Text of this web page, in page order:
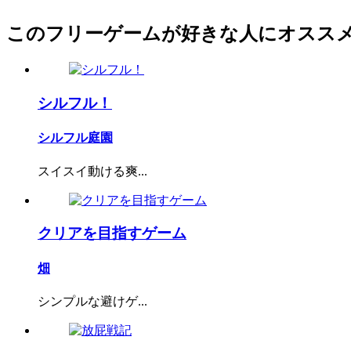
このフリーゲームが好きな人にオスス
シルフル！
シルフル庭園
スイスイ動ける爽...
クリアを目指すゲーム
畑
シンプルな避けゲ...